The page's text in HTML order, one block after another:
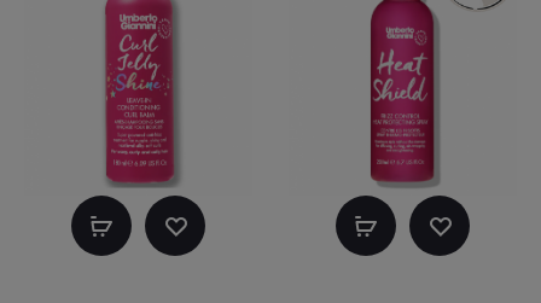
Kosárba Kosárba